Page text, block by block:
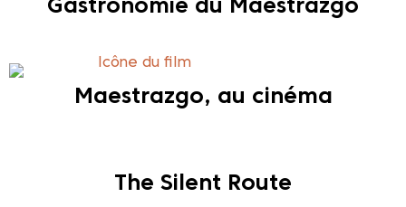
Gastronomie du Maestrazgo
Maestrazgo, au cinéma
The Silent Route